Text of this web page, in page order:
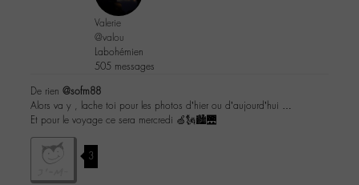
Valerie
@valou
Labohémien
505 messages
De rien @sofm88
Alors va y , lache toi pour les photos d’hier ou d’aujourd’hui …
Et pour le voyage ce sera mercredi 🍏🗽🏙🌉
3